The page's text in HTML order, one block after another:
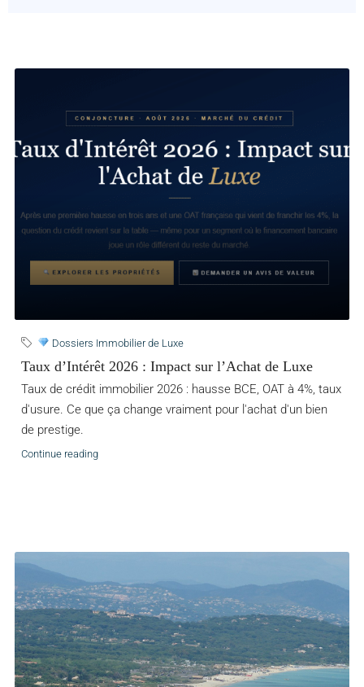
Dossiers Immobilier de Luxe
Taux d’Intérêt 2026 : Impact sur l’Achat de Luxe
Taux de crédit immobilier 2026 : hausse BCE, OAT à 4%, taux
d'usure. Ce que ça change vraiment pour l'achat d'un bien
de prestige.
Continue reading